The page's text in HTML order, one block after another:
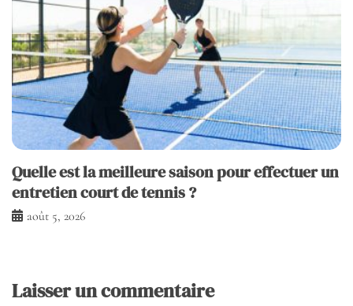
Quelle est la meilleure saison pour effectuer un
entretien court de tennis ?
août 5, 2026
Laisser un commentaire